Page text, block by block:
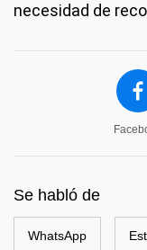
necesidad de
Se habló de
WhatsApp